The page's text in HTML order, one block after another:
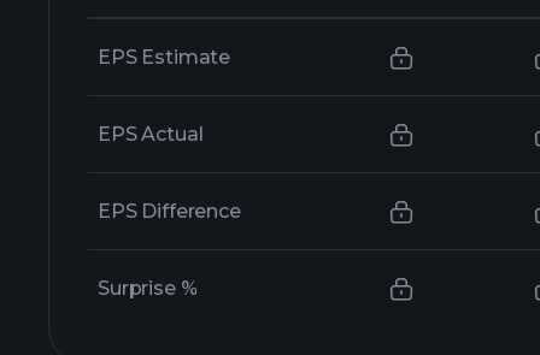
EPS Estimate
EPS Actual
EPS Difference
Surprise %